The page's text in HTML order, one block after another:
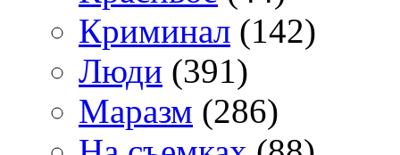
Криминал (142)
Люди (391)
Маразм (286)